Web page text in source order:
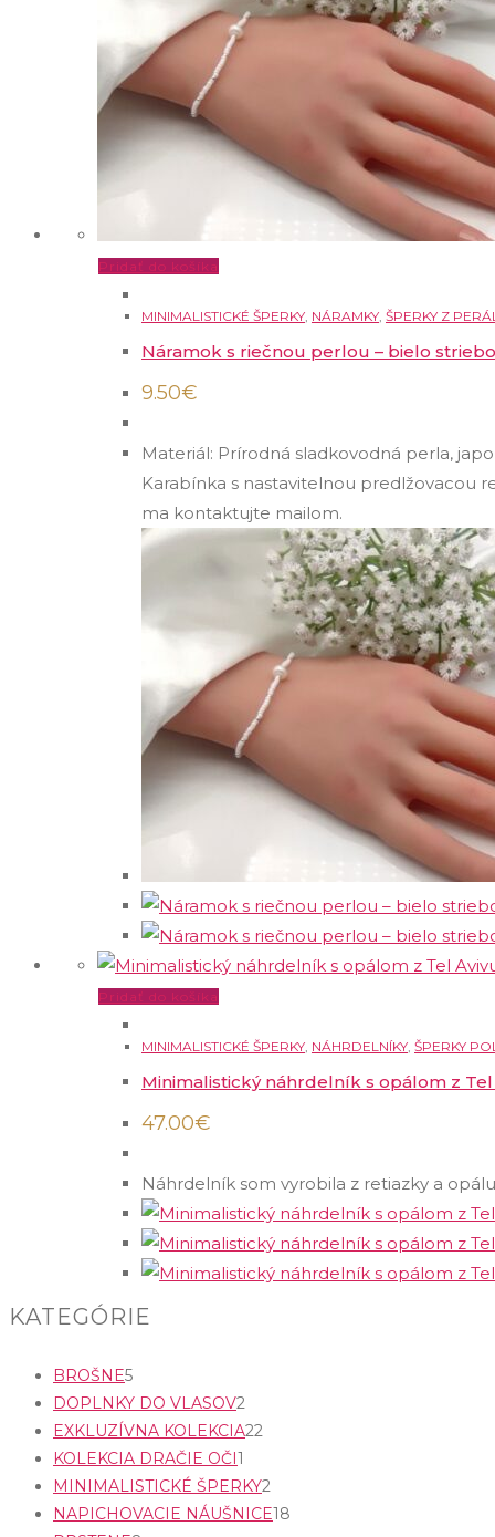
Pridať do košíka
MINIMALISTICKÉ ŠPERKY, NÁRAMKY, ŠPERKY Z
Náramok s riečnou perlou – bielo
9.50€
Materiál: Prírodná sladkovodná perla,
Karabínka s nastavitelnou predlžovacou
ma kontaktujte mailom.
Pridať do košíka
MINIMALISTICKÉ ŠPERKY NÁHRDELNÍKY ŠPERKY
Minimalistický náhrdelník s opálom z
47.00€
Náhrdelník som vyrobila z retiazky a
KATEGÓRIE
BROŠNE55
p
r
o
d
u
DOPLNKY DO VLASOV2
p
o
d
EXKLUZÍVNA KOLEKCIA22
p
r
KOLEKCIA DRAČIE OČI1
p
r
MINIMALISTICKÉ ŠPERKY2
p
NAPICHOVACIE NÁUŠNICE18